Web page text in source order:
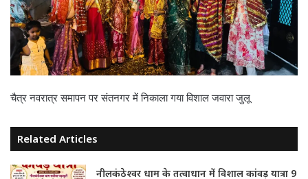
चैत्र नवरात्र समापन पर संतनगर में निकाला गया विशाल जवारा जुलू
Related Articles
नीलकंठेश्वर धाम के तत्वाधान में विशाल कांवड़ यात्रा 9